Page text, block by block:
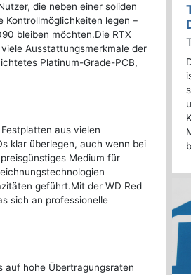
die neben einer soliden
legen –
bleiben möchten.Die RTX
Ausstattungsmerkmale der
Platinum-Grade-PCB,
aus vielen
klar überlegen, auch wenn bei
Medium für
geführt.Mit der WD Red
sich an professionelle
auf hohe Übertragungsraten